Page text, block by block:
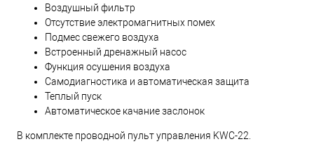
Воздушный фильтр
Отсутствие электромагнитных помех
Подмес свежего воздуха
Встроенный дренажный насос
Функция осушения воздуха
Самодиагностика и автоматическая защита
Теплый пуск
Автоматическое качание заслонок
В комплекте проводной пульт управления KWC-22.